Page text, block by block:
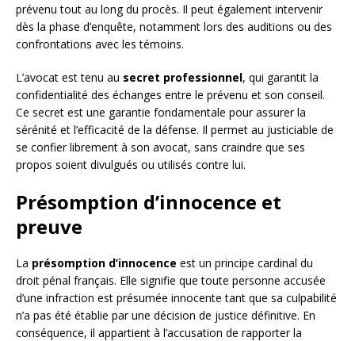
prévenu tout au long du procès. Il peut également intervenir
dès la phase d’enquête, notamment lors des auditions ou des
confrontations avec les témoins.
L’avocat est tenu au secret professionnel, qui garantit la
confidentialité des échanges entre le prévenu et son conseil.
Ce secret est une garantie fondamentale pour assurer la
sérénité et l’efficacité de la défense. Il permet au justiciable de
se confier librement à son avocat, sans craindre que ses
propos soient divulgués ou utilisés contre lui.
Présomption d’innocence et
preuve
La présomption d’innocence est un principe cardinal du
droit pénal français. Elle signifie que toute personne accusée
d’une infraction est présumée innocente tant que sa culpabilité
n’a pas été établie par une décision de justice définitive. En
conséquence, il appartient à l’accusation de rapporter la